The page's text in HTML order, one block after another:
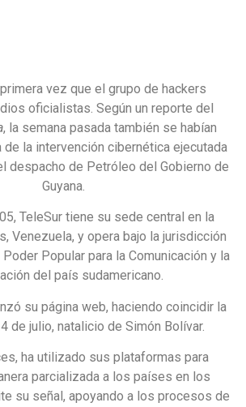
vez que el grupo de hackers
oficialistas. Según un reporte del
, la semana pasada también se habían
de la intervención cibernética ejecutada
despacho de Petróleo del Gobierno de
Guyana.
TeleSur tiene su sede central en la
Venezuela, y opera bajo la jurisdicción
Popular para la Comunicación y la
del país sudamericano.
su página web, haciendo coincidir la
de julio, natalicio de Simón Bolívar.
ha utilizado sus plataformas para
parcializada a los países en los
su señal, apoyando a los procesos de